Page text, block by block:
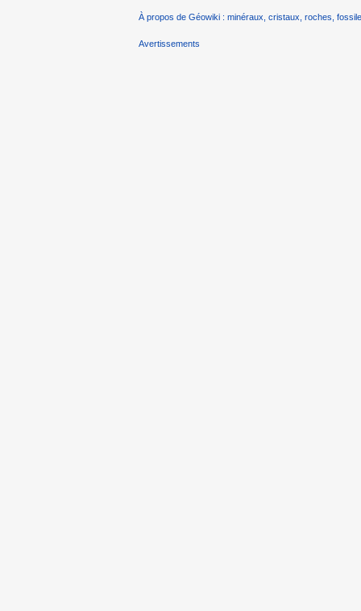
À propos de Géowiki : minéraux, cristaux, roches,
Avertissements